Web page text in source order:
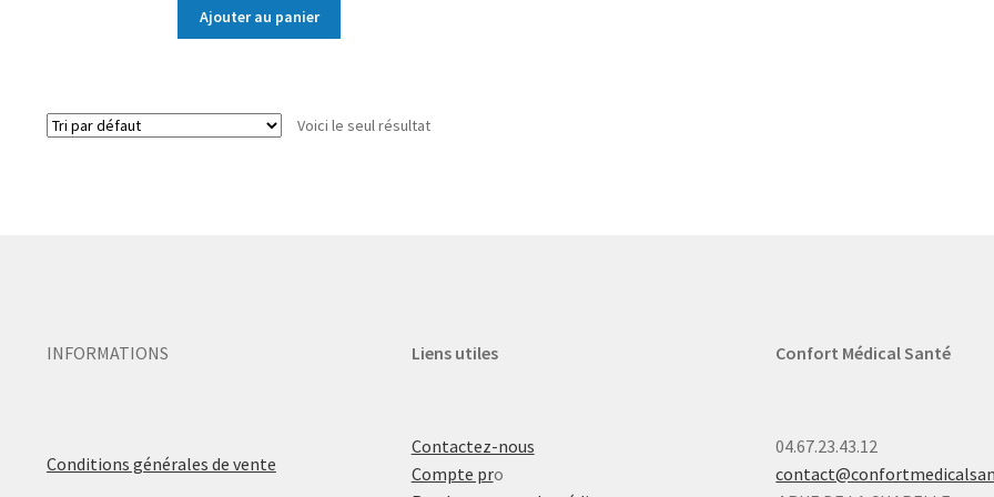
Ajouter au panier
Voici le seul résultat
INFORMATIONS
Conditions générales de vente
Liens utiles
Contactez-nous
Compte pro
Confort Médical Santé
04.67.23.43.12